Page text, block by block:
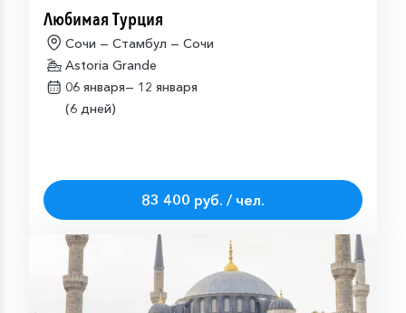
Любимая Турция
Сочи — Стамбул — Сочи
Astoria Grande
06 января— 12 января
(6 дней)
83 400 руб. / чел.